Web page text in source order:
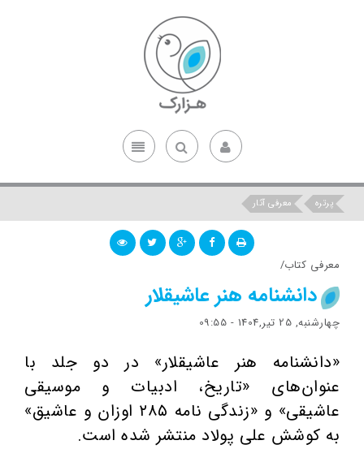
پرتره معرفی آثار
معرفی کتاب/
دانشنامه هنر عاشیقلار
چهارشنبه, 25 تیر,1404 - 09:55
«دانشنامه هنر عاشیقلار» در دو جلد با
عنوان‌های «تاریخ، ادبیات و موسیقی
عاشیقی» و «زندگی نامه ۲۸۵ اوزان و عاشیق»
به کوشش علی پولاد منتشر شده است.